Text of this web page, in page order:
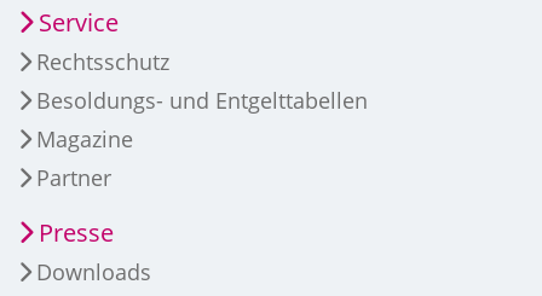
Service
Rechtsschutz
Besoldungs- und Entgelttabellen
Magazine
Partner
Presse
Downloads